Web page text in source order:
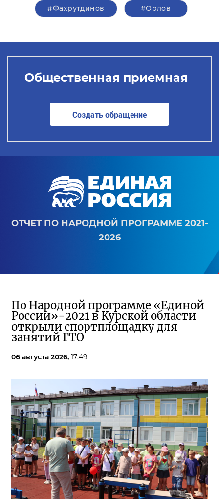
#Фахрутдинов #Орлов
Общественная приемная
Создать обращение
ОТЧЕТ ПО НАРОДНОЙ ПРОГРАММЕ 2021-
2026
По Народной программе «Единой
России»-2021 в Курской области
открыли спортплощадку для
занятий ГТО
06 августа 2026, 17:49